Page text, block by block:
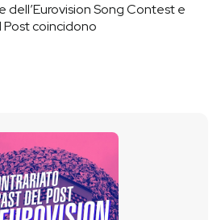
Consumismi
Mondiali calcio 2026
dell’Eurovision Song Contest e
coincidono